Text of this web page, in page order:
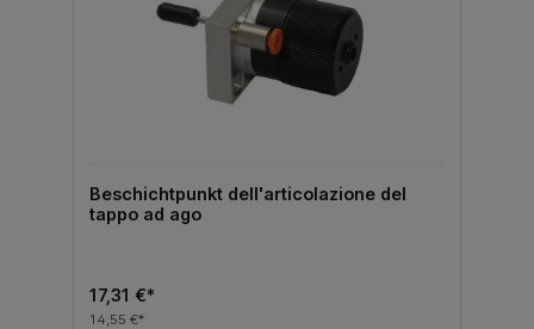
Beschichtpunkt dell'articolazione del
tappo ad ago
17,31 €*
14,55 €*